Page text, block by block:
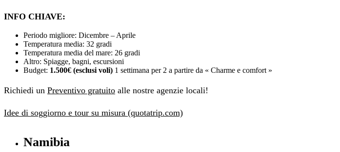
INFO CHIAVE:
Periodo migliore: Dicembre – Aprile
Temperatura media: 32 gradi
Temperatura media del mare: 26 gradi
Altro: Spiagge, bagni, escursioni
Budget: 1.500€ (esclusi voli) 1 settimana per 2 a partire da « Charme e comfort »
Richiedi un Preventivo gratuito alle nostre agenzie locali!
Idee di soggiorno e tour su misura (quotatrip.com)
Namibia